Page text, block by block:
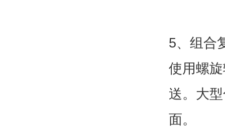
5、组合
使用螺
送。大
面。